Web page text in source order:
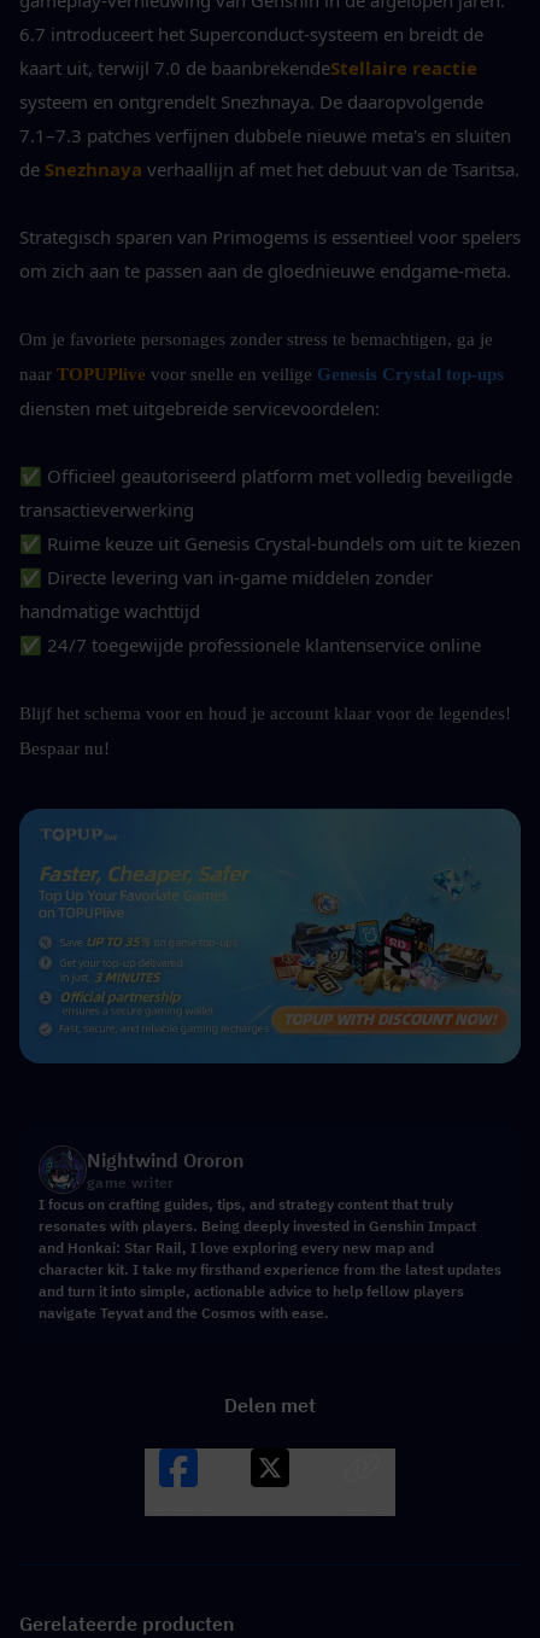
6.7 introduceert het Superconduct-systeem en breidt de
kaart uit, terwijl 7.0 de baanbrekendeStellaire reactie
systeem en ontgrendelt Snezhnaya. De daaropvolgende
7.1–7.3 patches verfijnen dubbele nieuwe meta's en sluiten
de Snezhnaya verhaallijn af met het debuut van de Tsaritsa.
Strategisch sparen van Primogems is essentieel voor spelers
om zich aan te passen aan de gloednieuwe endgame-meta.
Om je favoriete personages zonder stress te bemachtigen, ga je
naar TOPUPlive voor snelle en veilige Genesis Crystal top-ups
diensten met uitgebreide servicevoordelen:
✅ Officieel geautoriseerd platform met volledig beveiligde
transactieverwerking
✅ Ruime keuze uit Genesis Crystal-bundels om uit te kiezen
✅ Directe levering van in-game middelen zonder
handmatige wachttijd
✅ 24/7 toegewijde professionele klantenservice online
Blijf het schema voor en houd je account klaar voor de legendes!
Bespaar nu!
Nightwind Ororon
game writer
I focus on crafting guides, tips, and strategy content that truly
resonates with players. Being deeply invested in Genshin Impact
and Honkai: Star Rail, I love exploring every new map and
character kit. I take my firsthand experience from the latest updates
and turn it into simple, actionable advice to help fellow players
navigate Teyvat and the Cosmos with ease.
Delen met
Gerelateerde producten